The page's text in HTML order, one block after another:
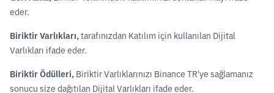
eder.
Biriktir Varlıkları,tarafınızdan Katılım için kullanılan Dijital
Varlıkları ifade eder.
Biriktir Ödülleri, Biriktir Varlıklarınızı Binance TR'ye sağlamanız
sonucu size dağıtılan Dijital Varlıkları ifade eder.